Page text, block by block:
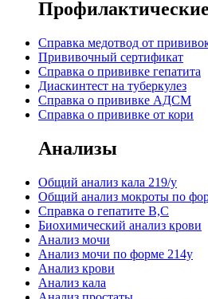
Справка медотвод от
Прививочный сертификат
Cправка о прививке гепатита
Диаскинтест на туберкулез
Справка о прививке АДСМ
Справка о прививке от кори
Анализы
Общий анализ кала 219/у
Общий анализ мокроты по
Справка о гепатите B,C
Биохимический анализ крови
Анализ мочи
Анализ мочи по форме 214у
Анализ крови
Анализ кала